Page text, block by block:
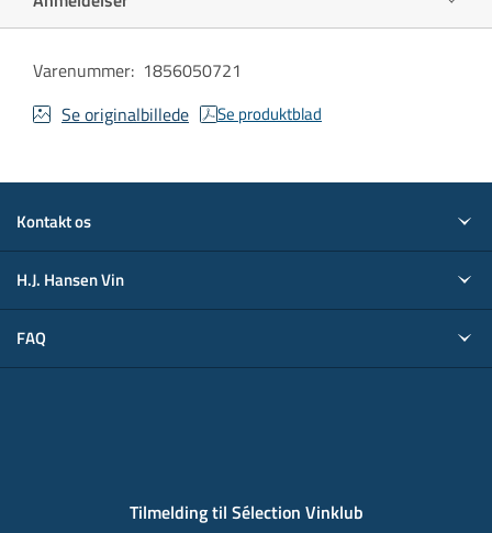
Varenummer: 1856050721
Se originalbillede
Se produktblad
Kontakt os
H.J. Hansen Vin
FAQ
Tilmelding til Sélection Vinklub